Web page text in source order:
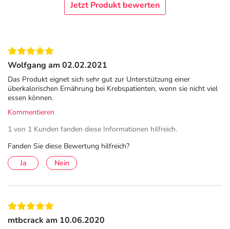
Jetzt Produkt bewerten
Wolfgang am 02.02.2021
Das Produkt eignet sich sehr gut zur Unterstützung einer
überkalorischen Ernährung bei Krebspatienten, wenn sie nicht viel
essen können.
Kommentieren
1 von 1 Kunden fanden diese Informationen hilfreich.
Fanden Sie diese Bewertung hilfreich?
Ja
Nein
mtbcrack am 10.06.2020